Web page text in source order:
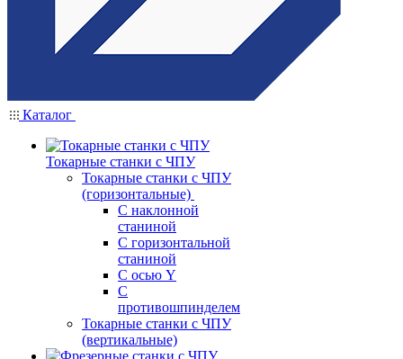
Каталог
Токарные станки с ЧПУ
Токарные станки с ЧПУ
(горизонтальные)
С наклонной
станиной
С горизонтальной
станиной
С осью Y
С
противошпинделем
Токарные станки с ЧПУ
(вертикальные)